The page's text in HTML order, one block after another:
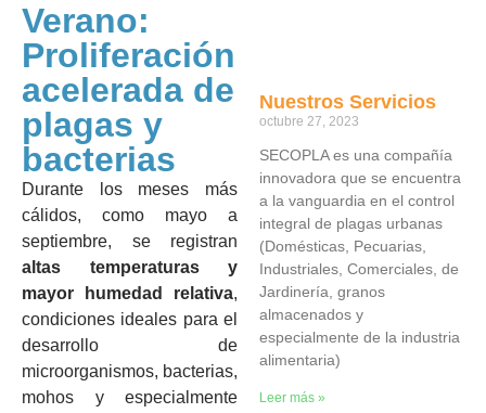
Verano:
Proliferación
acelerada de
plagas y
bacterias
Durante los meses más
cálidos, como mayo a
septiembre, se registran
altas temperaturas y
mayor humedad relativa,
condiciones ideales para el
desarrollo de
microorganismos, bacterias,
mohos y especialmente
Nuestros Servicios
octubre 27, 2023
SECOPLA es una compañía
innovadora que se encuentra
a la vanguardia en el control
integral de plagas urbanas
(Domésticas, Pecuarias,
Industriales, Comerciales, de
Jardinería, granos
almacenados y
especialmente de la industria
alimentaria)
Leer más »